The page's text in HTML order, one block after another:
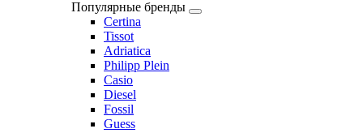
Популярные бренды
Certina
Tissot
Adriatica
Philipp Plein
Casio
Diesel
Fossil
Guess